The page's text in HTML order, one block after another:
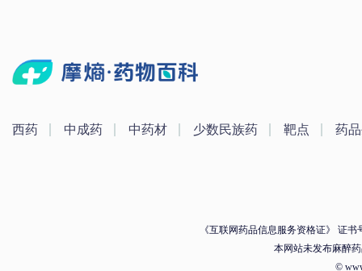
西药 中成药 中药材 少数民族药 靶点 药
《互联网药品信息服务资格证》 证书
本网站未发布麻醉
©